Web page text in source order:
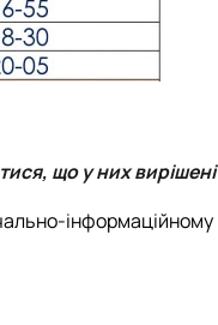
що у них
інформаційному